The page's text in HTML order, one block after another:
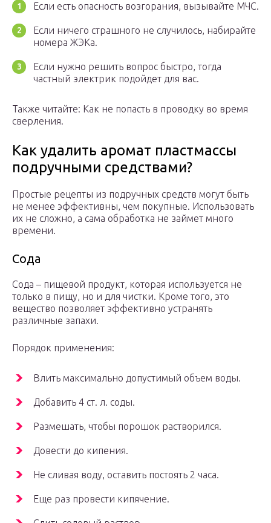
Если есть опасность возгорания, вызывайте МЧС.
Если ничего страшного не случилось, набирайте
номера ЖЭКа.
Если нужно решить вопрос быстро, тогда
частный электрик подойдет для вас.
Также читайте: Как не попасть в проводку во время
сверления.
Как удалить аромат пластмассы
подручными средствами?
Простые рецепты из подручных средств могут быть
не менее эффективны, чем покупные. Использовать
их не сложно, а сама обработка не займет много
времени.
Сода
Сода – пищевой продукт, которая используется не
только в пищу, но и для чистки. Кроме того, это
вещество позволяет эффективно устранять
различные запахи.
Порядок применения:
Влить максимально допустимый объем воды.
Добавить 4 ст. л. соды.
Размешать, чтобы порошок растворился.
Довести до кипения.
Не сливая воду, оставить постоять 2 часа.
Еще раз провести кипячение.